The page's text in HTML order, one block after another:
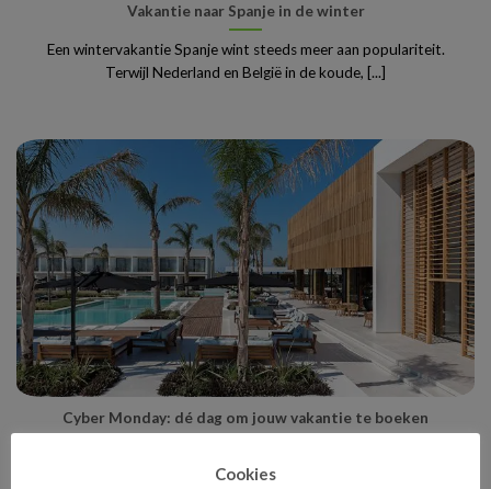
Vakantie naar Spanje in de winter
Een wintervakantie Spanje wint steeds meer aan populariteit.
Terwijl Nederland en België in de koude, [...]
Cyber Monday: dé dag om jouw vakantie te boeken
het jaar, maar wist je dat [...]
Cookies